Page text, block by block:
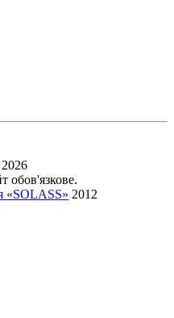
обов'язкове.
«SOLASS» 2012